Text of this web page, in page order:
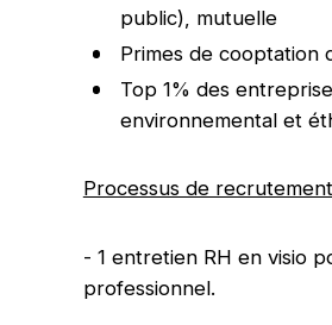
public), mutuelle
Primes de cooptation
Top 1% des
environnemental et
Processus de recrutement
- 1 entretien RH en visio
professionnel.